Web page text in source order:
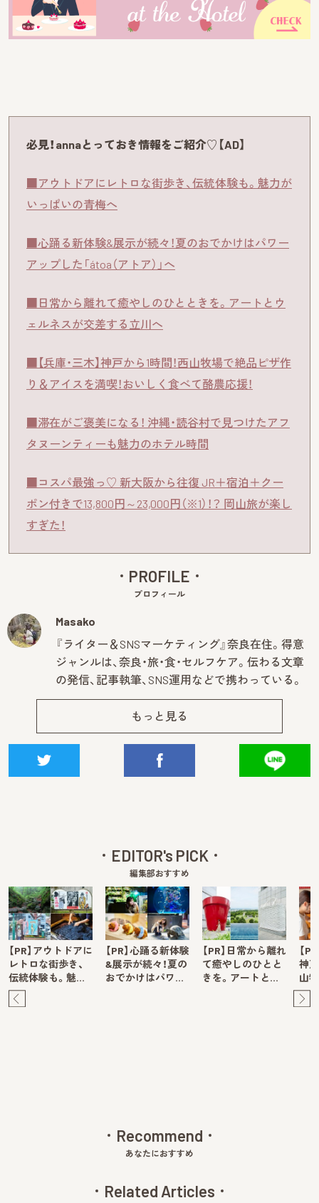
必見！annaとっておき情報をご紹介♡【AD】
■アウトドアにレトロな街歩き、伝統体験も。魅力が
いっぱいの青梅へ
■心踊る新体験&展示が続々！夏のおでかけはパワー
アップした「átoa（アトア）」へ
■日常から離れて癒やしのひとときを。アートとウ
ェルネスが交差する立川へ
■【兵庫・三木】神戸から1時間！西山牧場で絶品ピザ作
り＆アイスを満喫！おいしく食べて酪農応援！
■滞在がご褒美になる！ 沖縄・読谷村で見つけたアフ
タヌーンティーも魅力のホテル時間
■コスパ最強っ♡ 新大阪から往復 JR＋宿泊＋クー
ポン付きで13,800円～23,000円（※1）！？ 岡山旅が楽し
すぎた！
PROFILE
プロフィール
Masako
『ライター＆SNSマーケティング』奈良在住。得意
ジャンルは、奈良・旅・食・セルフケア。伝わる文章
の発信、記事執筆、SNS運用などで携わっている。
もっと見る
EDITOR's PICK
編集部おすすめ
【PR】アウトドアに
レトロな街歩き、
伝統体験も。魅…
【PR】心踊る新体験
&展示が続々！夏の
おでかけはパワ…
【PR】日常から離れ
て癒やしのひとと
きを。アートと…
【
神
山
Recommend
あなたにおすすめ
Related Articles